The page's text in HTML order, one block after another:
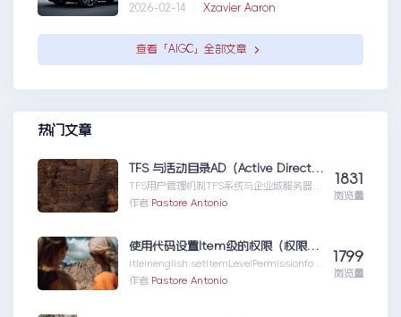
2026-02-14 · Xzavier Aaron
查看「AIGC」全部文章
热门文章
TFS 与活动目录AD（Active Directory)的同步机制
TFS用户管理机制TFS系统与企业域服务器用
户系统（或本地计算机用户系统）高度集成在
作者:Pastore Antonio
1831
浏览量
使用代码设置Item级的权限（权限总结1）
itleinenglish:setItemLevelPermissionforS
har...使用代码设置Item级的权限（权限总结
作者:Pastore Antonio
1799
浏览量